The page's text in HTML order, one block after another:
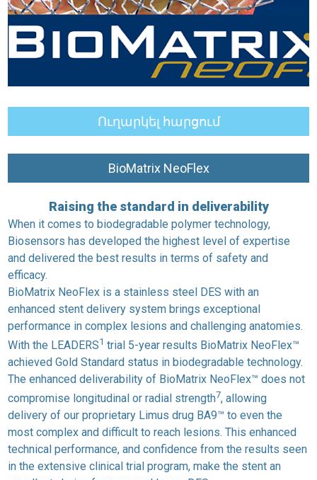
Ուղարկել հարցում
BioMatrix NeoFlex
Raising the standard in deliverability
When it comes to biodegradable polymer technology,
Biosensors has developed the highest level of expertise
and delivered the best results in terms of safety and
efficacy.
BioMatrix NeoFlex is a stainless steel DES with an
enhanced stent delivery system brings exceptional
performance in complex lesions and challenging anatomies.
With the LEADERS1 trial 5-year results BioMatrix NeoFlex™
achieved Gold Standard status in biodegradable technology.
The enhanced deliverability of BioMatrix NeoFlex™ does not
compromise longitudinal or radial strength7, allowing
delivery of our proprietary Limus drug BA9™ to even the
most complex and difficult to reach lesions. This enhanced
technical performance, and confidence from the results seen
in the extensive clinical trial program, make the stent an